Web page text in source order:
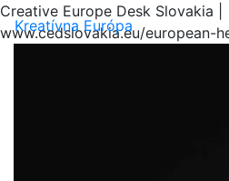
Creative Europe Desk Slovakia |
www.cedslovakia.eu/european-
Kreatívna Európa